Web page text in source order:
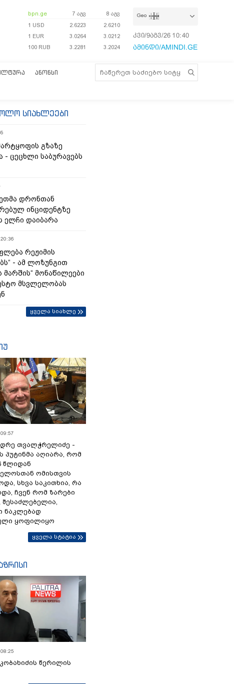
bpn.ge 7 აგვ
8 აგვ
1 USD
2.6223
2.6210
1 EUR
3.0264
3.0212
100 RUB
3.2281 3.2024
Geo
კვი/9აგვ/26 10:40:50
ამინდი/AMINDI.GE
ᲐᲜᲝᲜᲡᲘ
სიახლეები
გზაზე
- ცეცხლი საბურავებს
დრონთან
ინციდენტზე
ელჩი დაიბარა
რეჟიმის
- ამ ლოზუნგით
მარშის“ მონაწილეები
მსვლელობას
ყველა სიახლე
თვალჭრელიძე -
პუტინმა აღიარა, რომ
წლიდან
ომისთვის
სხვა საკითხია, რა
ჩვენ რომ ზარები
შესაძლებელია,
ნაკლებად
ყოფილიყო
ყველა სტატია
წერილის